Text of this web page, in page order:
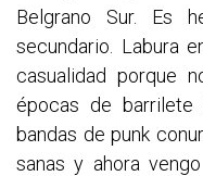
Belgrano Sur. Es
secundario. Labura
casualidad porque
épocas de barrilete
bandas de punk
sanas y ahora